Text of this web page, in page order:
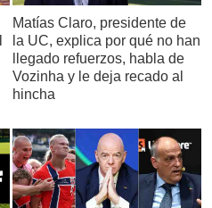
Matías Claro, presidente de
la UC, explica por qué no han
llegado refuerzos, habla de
Vozinha y le deja recado al
hincha